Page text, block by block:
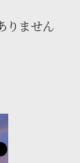
りません